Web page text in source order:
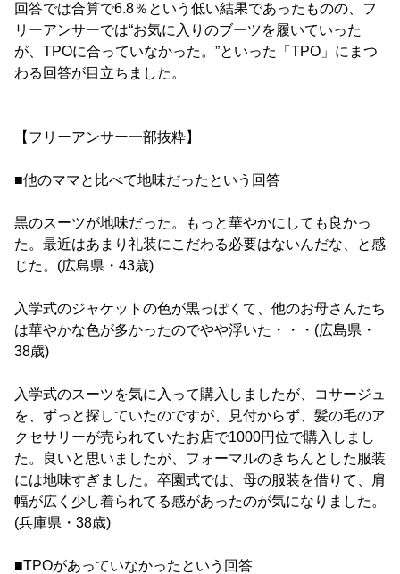
回答では合算で6.8％という低い結果であったものの、フ
リーアンサーでは“お気に入りのブーツを履いていった
が、TPOに合っていなかった。”といった「TPO」にまつ
わる回答が目立ちました。
【フリーアンサー一部抜粋】
■他のママと比べて地味だったという回答
黒のスーツが地味だった。もっと華やかにしても良かっ
た。最近はあまり礼装にこだわる必要はないんだな、と感
じた。(広島県・43歳)
入学式のジャケットの色が黒っぽくて、他のお母さんたち
は華やかな色が多かったのでやや浮いた・・・(広島県・
38歳)
入学式のスーツを気に入って購入しましたが、コサージュ
を、ずっと探していたのですが、見付からず、髪の毛のア
クセサリーが売られていたお店で1000円位で購入しまし
た。良いと思いましたが、フォーマルのきちんとした服装
には地味すぎました。卒園式では、母の服装を借りて、肩
幅が広く少し着られてる感があったのが気になりました。
(兵庫県・38歳)
■TPOがあっていなかったという回答